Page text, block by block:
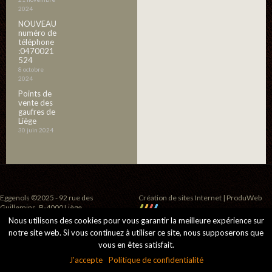
2024
NOUVEAU
numéro de
téléphone
:0470021
524
8 octobre
2024
Points de
vente des
gaufres de
Liège
30 juin 2024
Eggenols ©2025 - 92 rue des
Guillemins, B-4000 Liège
Création de sites Internet | ProduWeb
Nous utilisons des cookies pour vous garantir la meilleure expérience sur
notre site web. Si vous continuez à utiliser ce site, nous supposerons que
vous en êtes satisfait.
J'accepte
Politique de confidentialité